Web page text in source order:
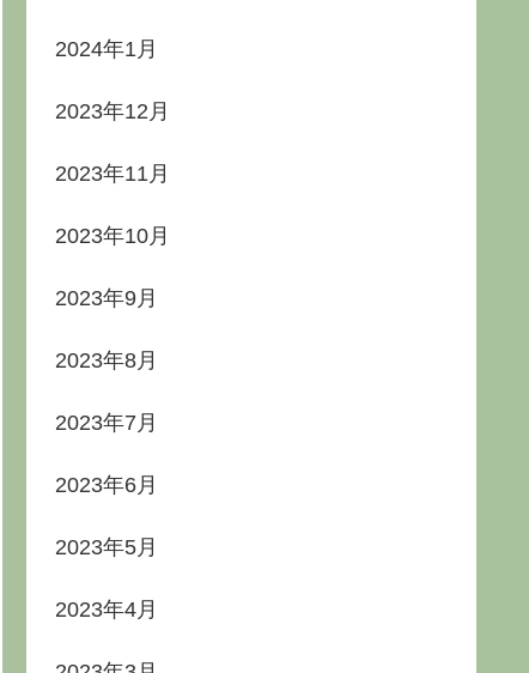
2024年1月
2023年12月
2023年11月
2023年10月
2023年9月
2023年8月
2023年7月
2023年6月
2023年5月
2023年4月